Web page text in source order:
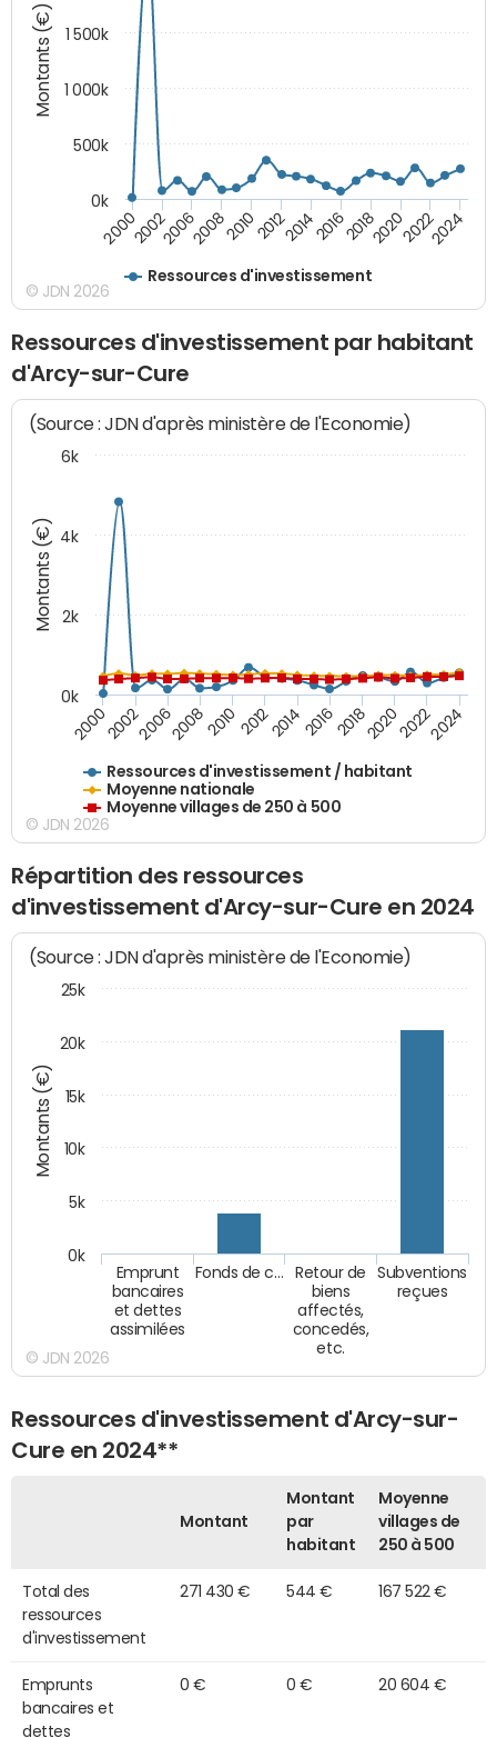
Montants (€)
Ressources d'investissement
200020022006200820102012201420162018202020222024
0k
500k
1 000k
1 500k
© JDN 2026
Ressources d'investissement par habitant
d'Arcy-sur-Cure
Montants (€)
(Source : JDN d'après ministère de l'Economie)
Ressources d'investissement / habitant
Moyenne nationale
Moyenne villages de 250 à 500
20002002200620082010 2012201420162018202020222024
0k
2k
4k
6k
© JDN 2026
Répartition des ressources
d'investissement d'Arcy-sur-Cure en 2024
Montants (€)
(Source : JDN d'après ministère de l'Economie)
Emprunt
bancaires
et dettes
assimilées
Fonds de c…
Retour de
biens
affectés,
concedés,
etc.
Subventions
reçues
0k
5k
10k
15k
20k
25k
© JDN 2026
Ressources d'investissement d'Arcy-sur-
Cure en 2024**
Montant
Montant
par
habitant
Moyenne
villages de
250 à 500
Total des
ressources
d'investissement
271 430 € 544 € 167 522 €
Emprunts
bancaires et
dettes
0 € 0 € 20 604 €